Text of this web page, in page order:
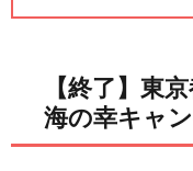
【終了】東
海の幸キャ